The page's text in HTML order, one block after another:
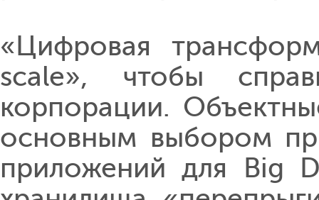
«Цифровая
scale», чтобы
корпорации.
основным выбором
приложений для Big